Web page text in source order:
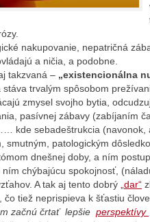
nakupovanie, nepatričná
a ničia, a podobne.
takzvaná – „existencionálna
trvalým spôsobom
zmysel svojho bytia,
pasívnej zábavy (zabíjaním
kde sebadeštrukcia (navonok,
patologickým
dnešnej doby, a ním
chýbajúcu spokojnosť,
A tak aj tento dobrý „dar“
čo tiež neprispieva k šťastiu
začnú črtať lepšie perspektívy